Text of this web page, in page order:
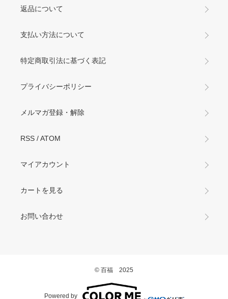
返品について
支払い方法について
特定商取引法に基づく表記
プライバシーポリシー
メルマガ登録・解除
RSS /ATOM
マイアカウント
カートを見る
お問い合わせ
© 百福 2025
Powered by